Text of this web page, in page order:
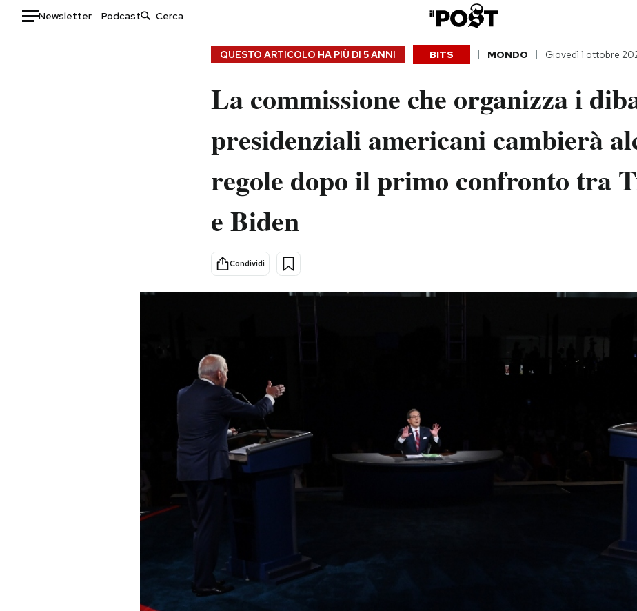
Newsletter Podcast
Consumismi
Altrecose
Mondiali calcio 2026
QUESTO ARTICOLO HA PIÙ DI 5 ANNI BITS MONDO Giovedì 1 ottobre
La commissione che organizza i
presidenziali americani cambierà
regole dopo il primo confronto tra
e Biden
Condividi